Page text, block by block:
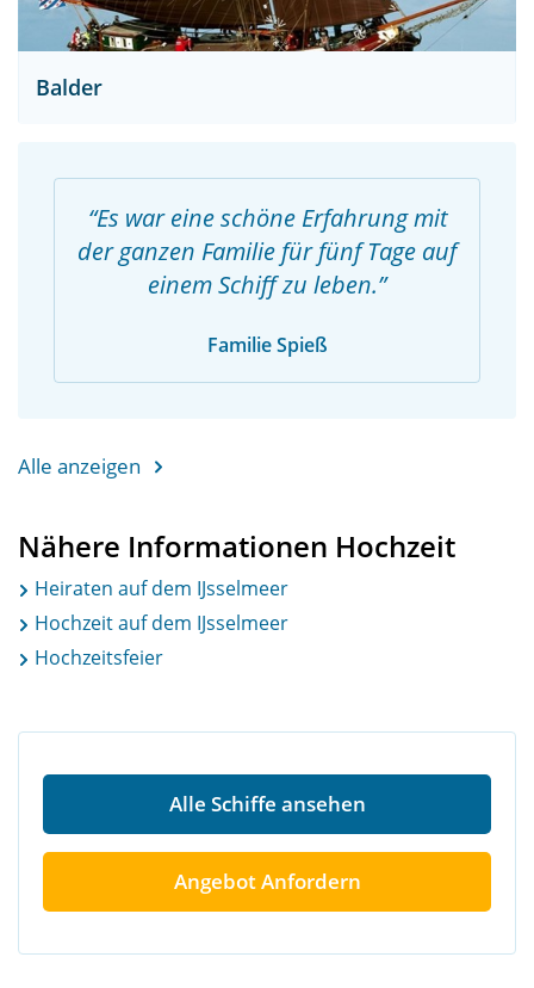
Balder
Es war eine schöne Erfahrung mit
der ganzen Familie für fünf Tage auf
einem Schiff zu leben.
Familie Spieß
Alle anzeigen
Nähere Informationen Hochzeit
Heiraten auf dem IJsselmeer
Hochzeit auf dem IJsselmeer
Hochzeitsfeier
Alle Schiffe ansehen
Angebot Anfordern